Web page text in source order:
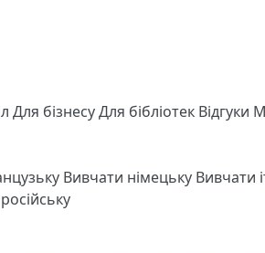
Для бізнесуДля бібліотек Відгуки
Вивчати німецьку Вивчати